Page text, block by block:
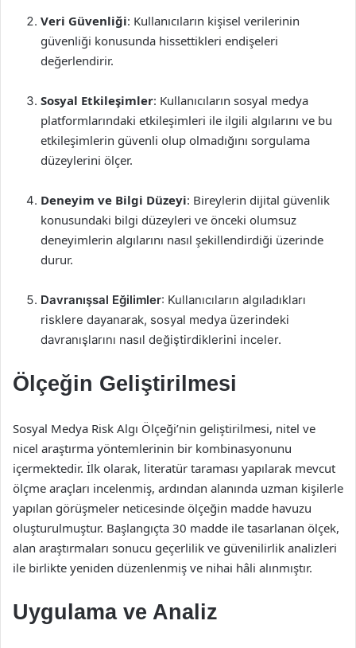
Veri Güvenliği: Kullanıcıların kişisel verilerinin
güvenliği konusunda hissettikleri endişeleri
değerlendirir.
Sosyal Etkileşimler: Kullanıcıların sosyal medya
platformlarındaki etkileşimleri ile ilgili algılarını ve bu
etkileşimlerin güvenli olup olmadığını sorgulama
düzeylerini ölçer.
Deneyim ve Bilgi Düzeyi: Bireylerin dijital güvenlik
konusundaki bilgi düzeyleri ve önceki olumsuz
deneyimlerin algılarını nasıl şekillendirdiği üzerinde
durur.
Davranışsal Eğilimler: Kullanıcıların algıladıkları
risklere dayanarak, sosyal medya üzerindeki
davranışlarını nasıl değiştirdiklerini inceler.
Ölçeğin Geliştirilmesi
Sosyal Medya Risk Algı Ölçeği’nin geliştirilmesi, nitel ve
nicel araştırma yöntemlerinin bir kombinasyonunu
içermektedir. İlk olarak, literatür taraması yapılarak mevcut
ölçme araçları incelenmiş, ardından alanında uzman kişilerle
yapılan görüşmeler neticesinde ölçeğin madde havuzu
oluşturulmuştur. Başlangıçta 30 madde ile tasarlanan ölçek,
alan araştırmaları sonucu geçerlilik ve güvenilirlik analizleri
ile birlikte yeniden düzenlenmiş ve nihai hâli alınmıştır.
Uygulama ve Analiz